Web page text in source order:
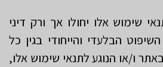
שימוש אלו יחולו אך ורק דיני
הבלעדי והייחודי בגין כל
ו/או הנוגע לתנאי שימוש אלו,